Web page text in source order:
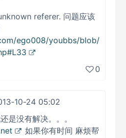
referer. 问题应该
ego008/youbbs/blob/
0
10-24 05:02
是没有解决。。。
如果你有时间 麻烦帮